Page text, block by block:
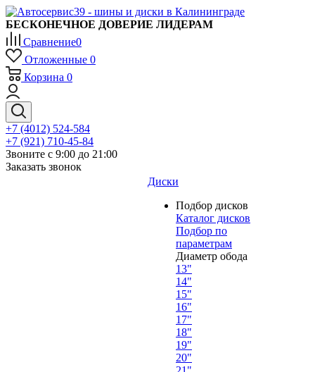
БЕСКОНЕЧНОЕ ДОВЕРИЕ ЛИДЕРАМ
Сравнение0
Отложенные 0
Корзина 0
+7 (4012) 524-584
+7 (921) 710-45-84
Звоните с 9:00 до 21:00
Заказать звонок
Диски
Подбор дисков
Каталог дисков
Подбор по
параметрам
Диаметр обода
13"
14"
15"
16"
17"
18"
19"
20"